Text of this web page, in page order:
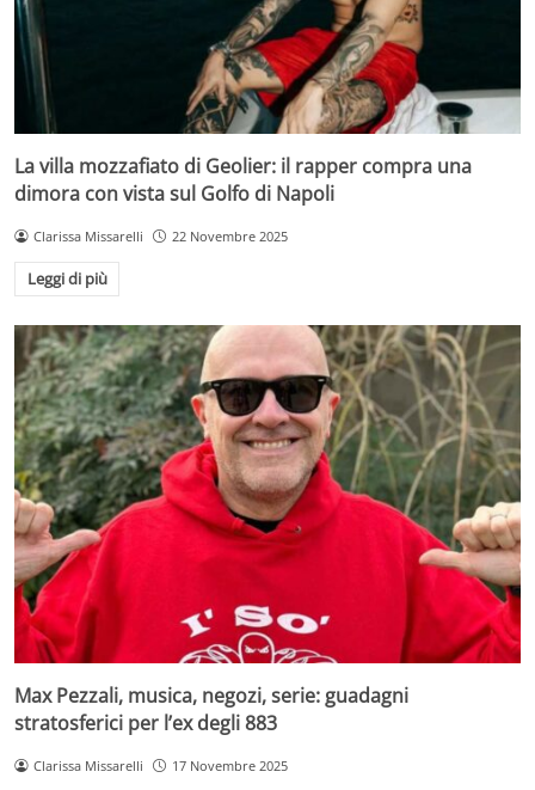
La villa mozzafiato di Geolier: il rapper compra una
dimora con vista sul Golfo di Napoli
Clarissa Missarelli 22 Novembre 2025
Leggi di più
Max Pezzali, musica, negozi, serie: guadagni
stratosferici per l’ex degli 883
Clarissa Missarelli 17 Novembre 2025